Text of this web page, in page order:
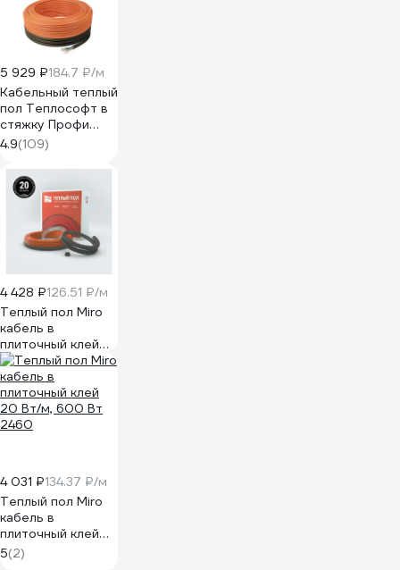
FLOOR CABLE 700
Вт - 35 м - 4,7
м.кв. 207
5 929 ₽184.7 ₽/м
Кабельный теплый
пол Теплософт в
стяжку Профи
32,1м 450Вт с
электронным
терморегулятором
32,1м-450/3
4.9(109)
4 428 ₽126.51 ₽/м
Теплый пол Miro
кабель в
плиточный клей
20 Вт/м, 700 Вт
2461
4 031 ₽134.37 ₽/м
Теплый пол Miro
кабель в
плиточный клей
20 Вт/м, 600 Вт
2460
5(2)